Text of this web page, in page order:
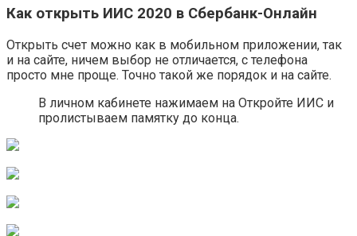
Как открыть ИИС 2020 в Сбербанк-Онлайн
Открыть счет можно как в мобильном приложении, так
и на сайте, ничем выбор не отличается, с телефона
просто мне проще. Точно такой же порядок и на сайте.
В личном кабинете нажимаем на Откройте ИИС и
пролистываем памятку до конца.